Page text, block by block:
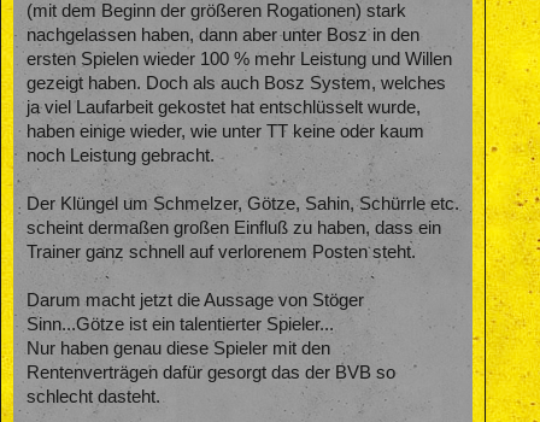
(mit dem Beginn der größeren Rogationen) stark
nachgelassen haben, dann aber unter Bosz in den
ersten Spielen wieder 100 % mehr Leistung und Willen
gezeigt haben. Doch als auch Bosz System, welches
ja viel Laufarbeit gekostet hat entschlüsselt wurde,
haben einige wieder, wie unter TT keine oder kaum
noch Leistung gebracht.
Der Klüngel um Schmelzer, Götze, Sahin, Schürrle etc.
scheint dermaßen großen Einfluß zu haben, dass ein
Trainer ganz schnell auf verlorenem Posten steht.
Darum macht jetzt die Aussage von Stöger
Sinn...Götze ist ein talentierter Spieler...
Nur haben genau diese Spieler mit den
Rentenverträgen dafür gesorgt das der BVB so
schlecht dasteht.